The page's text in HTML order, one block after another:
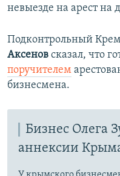
невыезде на арест на
Подконтрольный
Аксенов сказал, что
поручителем
бизнесмена.
Бизнес Олега
аннексии